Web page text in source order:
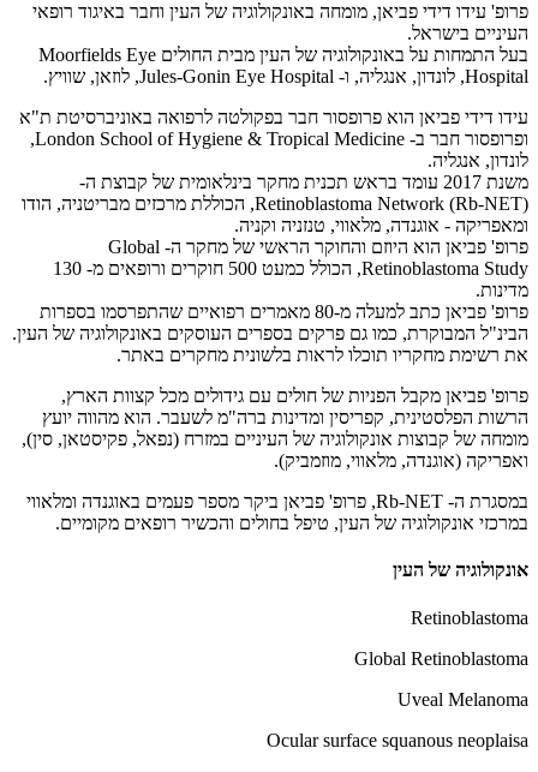
פרופ' עידו דידי פביאן, מומחה באונקולוגיה של העין וחבר באיגוד רופאי
העיניים בישראל.
בעל התמחות על באונקולוגיה של העין מבית החולים Moorfields Eye
Hospital, לונדון, אנגליה, ו- Jules-Gonin Eye Hospital, לוזאן, שוויץ.
עידו דידי פביאן הוא פרופסור חבר בפקולטה לרפואה באוניברסיטת ת"א
ופרופסור חבר ב- London School of Hygiene & Tropical Medicine,
לונדון, אנגליה.
משנת 2017 עומד בראש תכנית מחקר בינלאומית של קבוצת ה-
Retinoblastoma Network (Rb-NET), הכוללת מרכזים מבריטניה, הודו
ומאפריקה - אוגנדה, מלאווי, טנזניה וקניה.
פרופ' פביאן הוא היוזם והחוקר הראשי של מחקר ה- Global
Retinoblastoma Study, הכולל כמעט 500 חוקרים ורופאים מ- 130
מדינות.
פרופ' פביאן כתב למעלה מ-80 מאמרים רפואיים שהתפרסמו בספרות
הבינ"ל המבוקרת, כמו גם פרקים בספרים העוסקים באונקולוגיה של העין.
את רשימת מחקריו תוכלו לראות בלשונית מחקרים באתר.
פרופ' פביאן מקבל הפניות של חולים עם גידולים מכל קצוות הארץ,
הרשות הפלסטינית, קפריסין ומדינות ברה"מ לשעבר. הוא מהווה יועץ
מומחה של קבוצות אונקולוגיה של העיניים במזרח (נפאל, פקיסטאן, סין),
ואפריקה (אוגנדה, מלאווי, מוזמביק).
במסגרת ה- Rb-NET, פרופ' פביאן ביקר מספר פעמים באוגנדה ומלאווי
במרכזי אונקולוגיה של העין, טיפל בחולים והכשיר רופאים מקומיים.
אונקולוגיה של העין
Retinoblastoma
Global Retinoblastoma
Uveal Melanoma
Ocular surface squanous neoplaisa